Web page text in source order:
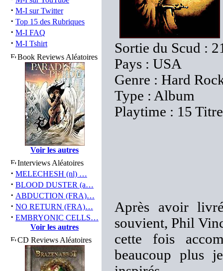
· M-I sur Twitter
· Top 15 des Rubriques
· M-I FAQ
· M-I Tshirt
Book Reviews Aléatoires
Voir les autres
Interviews Aléatoires
· MELECHESH (nl) …
· BLOOD DUSTER (a…
· ABDUCTION (FRA)…
· NO RETURN (FRA)…
· EMBRYONIC CELLS…
Voir les autres
CD Reviews Aléatoires
Sortie du Scud :
Pays : USA
Genre : Hard
Type : Album
Playtime : 15
Après avoir
souvient, Phil
cette fois
beaucoup plus